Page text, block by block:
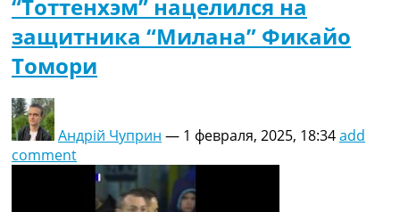
“Тоттенхэм” нацелился на
защитника “Милана” Фикайо
Томори
Андрій Чуприн — 1 февраля, 2025, 18:34add
comment